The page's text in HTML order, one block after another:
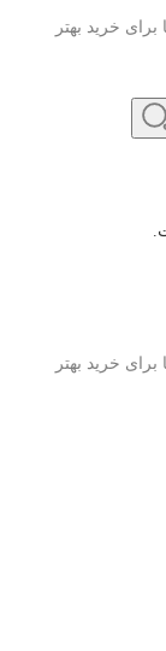
خرید بهتر
خرید بهتر